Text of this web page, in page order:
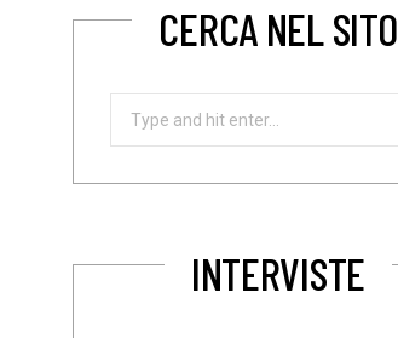
CERCA NEL SITO
Search
INTERVISTE